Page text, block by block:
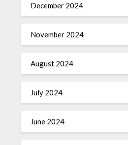
December 2024
November 2024
August 2024
July 2024
June 2024